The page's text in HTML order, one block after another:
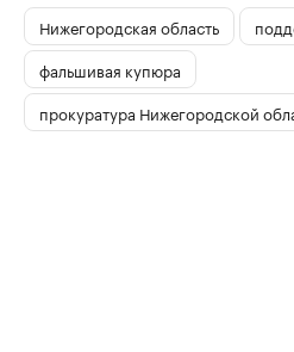
Нижегородская область
фальшивая купюра
прокуратура Нижегородской